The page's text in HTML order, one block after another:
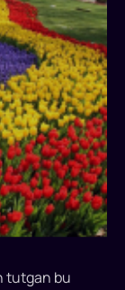
tutgan bu